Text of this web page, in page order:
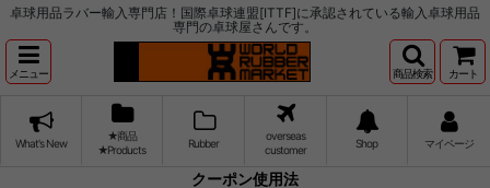
卓球用品ラバー輸入専門店！国際卓球連盟[ITTF]に承認されている輸入卓球用品
専門の卓球屋さんです。
メニュー 商品検索 カート
What's New
★商品
★Products
Rubber
overseas
customer
Shop マイページ
クーポン使用法